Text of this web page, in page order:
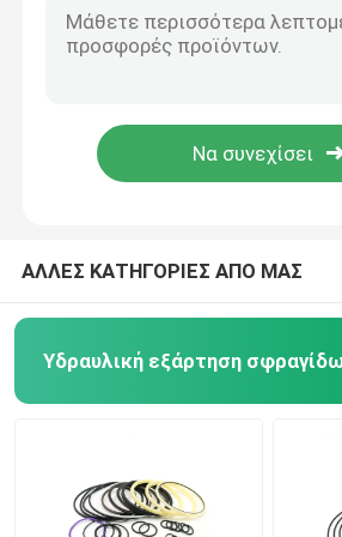
Εξάρτηση σφραγίδων εκσκαφέων
jcb εξάρτηση σφραγίδων
Υδραυλικό παρέμβυσμα ελαίου
Υδραυλική σφραγίδα εμβόλων
ΑΛΛΕΣ ΚΑΤΗΓΟΡΙΕΣ ΑΠΟ ΜΑΣ